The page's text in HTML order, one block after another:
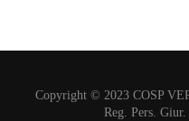
Copyright © 2023 COSP
Reg. Pers.